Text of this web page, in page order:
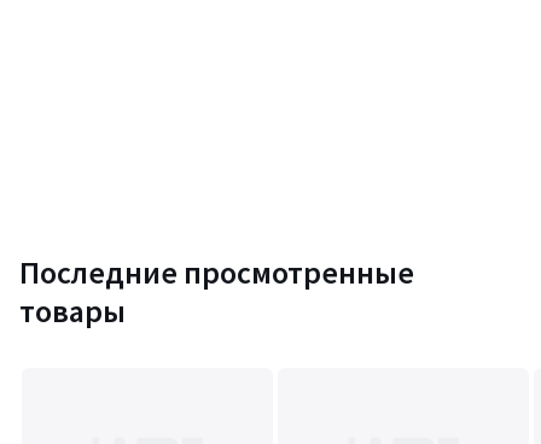
Последние просмотренные
товары